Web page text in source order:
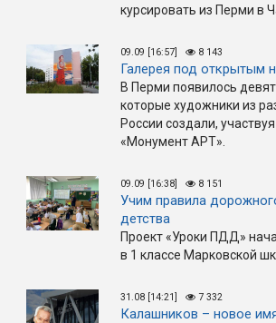
курсировать из Перми в
09.09 [16:57] 8 143
Галерея под открытым
В Перми появилось
которые художники из
России создали,
«Монумент АРТ».
09.09 [16:38] 8 151
Учим правила
детства
Проект «Уроки ПДД»
в 1 классе Марковской
31.08 [14:21] 7 332
Калашников – новое